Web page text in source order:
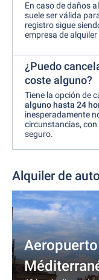
En caso de daños
suele ser válida
registro sigue
empresa de
¿Puedo
coste alguno?
Tiene la opción de
alguno hasta 24
inesperadamente
circunstancias, con
seguro.
Alquiler de